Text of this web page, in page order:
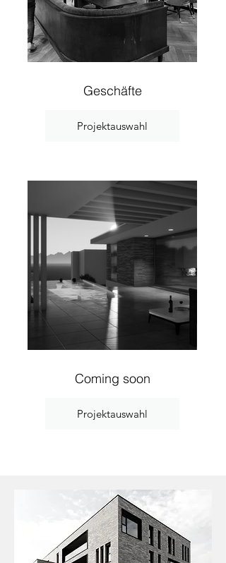
Geschäfte
Projektauswahl
Coming soon
Projektauswahl